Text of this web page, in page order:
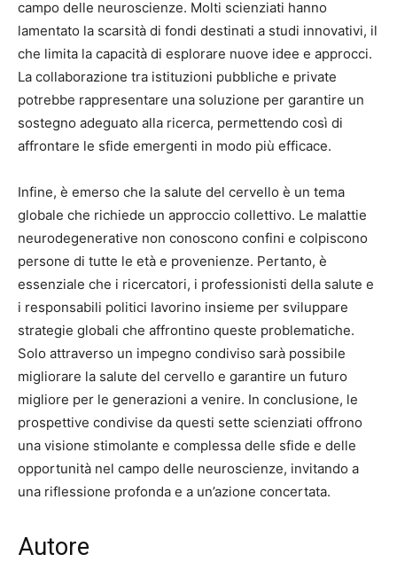
campo delle neuroscienze. Molti scienziati hanno
lamentato la scarsità di fondi destinati a studi innovativi, il
che limita la capacità di esplorare nuove idee e approcci.
La collaborazione tra istituzioni pubbliche e private
potrebbe rappresentare una soluzione per garantire un
sostegno adeguato alla ricerca, permettendo così di
affrontare le sfide emergenti in modo più efficace.
Infine, è emerso che la salute del cervello è un tema
globale che richiede un approccio collettivo. Le malattie
neurodegenerative non conoscono confini e colpiscono
persone di tutte le età e provenienze. Pertanto, è
essenziale che i ricercatori, i professionisti della salute e
i responsabili politici lavorino insieme per sviluppare
strategie globali che affrontino queste problematiche.
Solo attraverso un impegno condiviso sarà possibile
migliorare la salute del cervello e garantire un futuro
migliore per le generazioni a venire. In conclusione, le
prospettive condivise da questi sette scienziati offrono
una visione stimolante e complessa delle sfide e delle
opportunità nel campo delle neuroscienze, invitando a
una riflessione profonda e a un’azione concertata.
Autore